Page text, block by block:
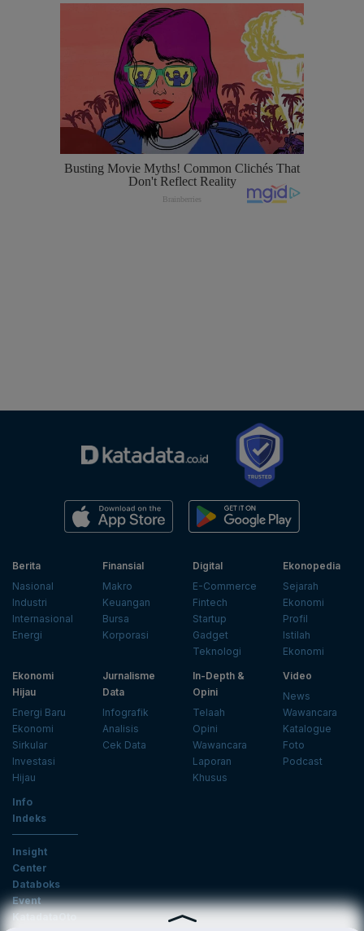
Berita
Nasional
Industri
Internasional
Energi
Finansial
Makro
Keuangan
Bursa
Korporasi
Digital
E-Commerce
Fintech
Startup
Gadget
Teknologi
Ekonopedia
Sejarah
Ekonomi
Profil
Istilah
Ekonomi
Ekonomi
Hijau
Energi Baru
Ekonomi
Sirkular
Investasi
Hijau
Jurnalisme
Data
Infografik
Analisis
Cek Data
In-Depth &
Opini
Telaah
Opini
Wawancara
Laporan
Khusus
Video
News
Wawancara
Katalogue
Foto
Podcast
Info
Indeks
Insight
Center
Databoks
Event
KatadataOto